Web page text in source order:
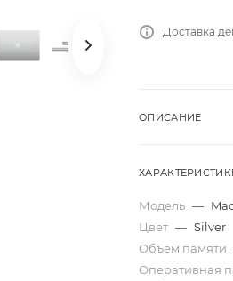
Доставка
ОПИСАНИЕ
Модель —
Цвет — Silver
Объем памяти
Оперативная